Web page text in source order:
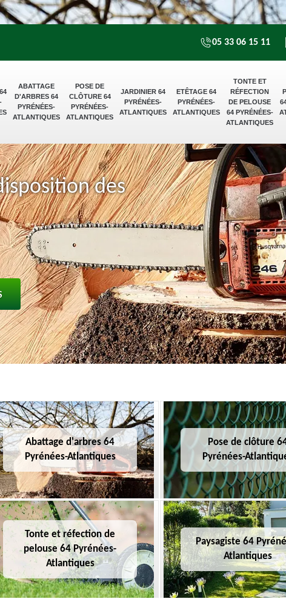
ABATTAGE
D'ARBRES 64
PYRÉNÉES-
ATLANTIQUES
POSE DE
CLÔTURE 64
PYRÉNÉES-
ATLANTIQUES
JARDINIER 64
PYRÉNÉES-
ATLANTIQUES
ETÊTAGE 64
PYRÉNÉES-
ATLANTIQUES
TONTE ET
RÉFECTION
DE PELOUSE
64 PYRÉNÉES-
ATLANTIQUES
05 33 06 15 11
des
Abattage d'arbres 64
Pyrénées-Atlantiques
Pose de clôture
Pyrénées-
Tonte et réfection de
pelouse 64 Pyrénées-
Atlantiques
Paysagiste 64
Atlantiques